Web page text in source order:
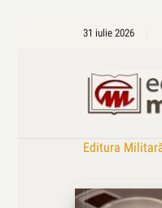
31 iulie 2026
Editura